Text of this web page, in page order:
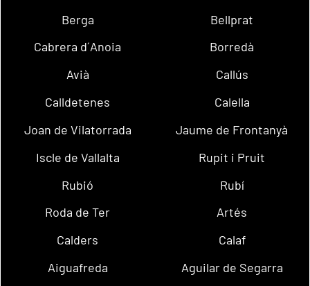
Berga
Bellprat
Cabrera d´Anoia
Borredà
Avià
Callús
Calldetenes
Calella
Joan de Vilatorrada
Jaume de Frontanyà
Iscle de Vallalta
Rupit i Pruit
Rubió
Rubí
Roda de Ter
Artés
Calders
Calaf
Aiguafreda
Aguilar de Segarra